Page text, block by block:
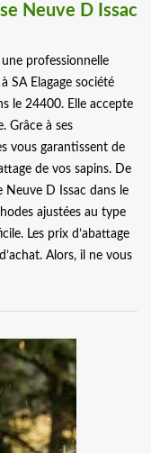
Neuve D Issac
professionnelle
SA Elagage société
le 24400. Elle accepte
Grâce à ses
vous garantissent de
de vos sapins. De
Neuve D Issac dans le
ajustées au type
Les prix d’abattage
Alors, il ne vous